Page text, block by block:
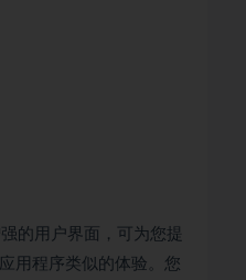
的用户界面，可为您提
用程序类似的体验。您